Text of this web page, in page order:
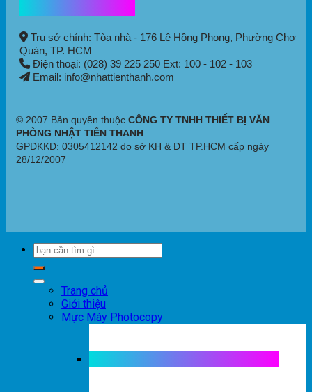
Trụ sở chính: Tòa nhà - 176 Lê Hồng Phong, Phường Chợ
Quán, TP. HCM
Điện thoại: (028) 39 225 250 Ext: 100 - 102 - 103
Email: info@nhattienthanh.com
© 2007 Bản quyền thuộc CÔNG TY TNHH THIẾT BỊ VĂN
PHÒNG NHẬT TIẾN THANH
GPĐKKD: 0305412142 do sở KH & ĐT TP.HCM cấp ngày
28/12/2007
Trang chủ
Giới thiệu
Mực Máy Photocopy